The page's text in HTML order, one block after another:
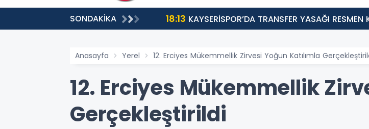
SONDAKİKA
VAR, MÜCADELE VAR!” 18:13 KAYSERİSPOR’DA TRANSFER YASAĞI RESMEN
Anasayfa Yerel 12. Erciyes Mükemmellik Zirvesi Yoğun Katılımla
12. Erciyes Mükemmellik
Gerçekleştirildi